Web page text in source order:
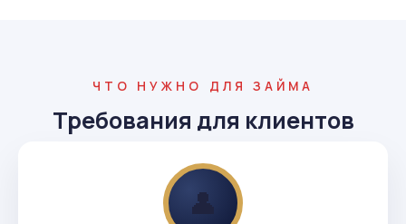
ЧТО НУЖНО ДЛЯ ЗАЙМА
Требования для клиентов
👤